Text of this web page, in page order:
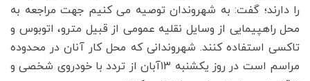
را دارند؛ گفت: به شهروندان توصیه می کنیم جهت مراجعه به
محل راهپیمایی از وسایل نقلیه عمومی از قبیل مترو، اتوبوس و
تاکسی استفاده کنند. شهروندانی که محل کار آنان در محدوده
مراسم است در روز یکشنبه ۱۳آبان از تردد با خودروی شخصی و